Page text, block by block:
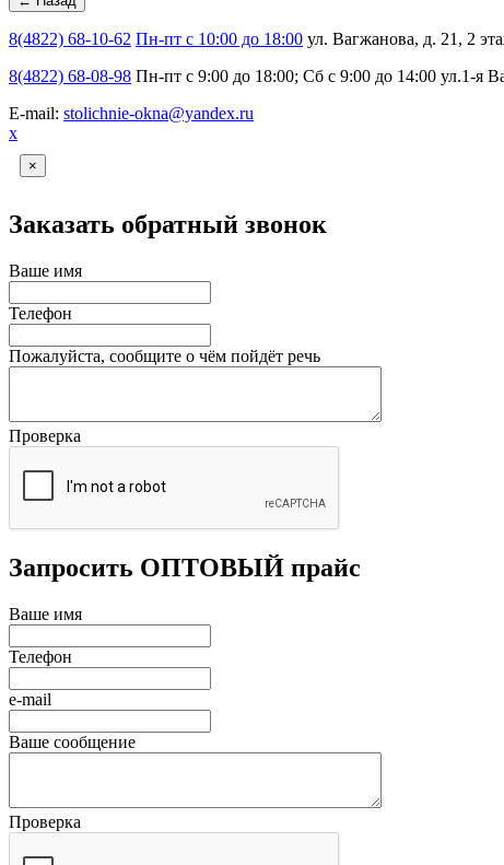
8(4822) 68-10-62 Пн-пт с 10:00 до 18:00 ул. Вагжанова, д. 21, 2
8(4822) 68-08-98 Пн-пт с 9:00 до 18:00; Сб с 9:00 до 14:00 ул.1-я
E-mail: stolichnie-okna@yandex.ru
х
×
Заказать обратный звонок
Ваше имя
Телефон
Пожалуйста, сообщите о чём пойдёт речь
Проверка
Запросить ОПТОВЫЙ прайс
Ваше имя
Телефон
e-mail
Ваше сообщение
Проверка